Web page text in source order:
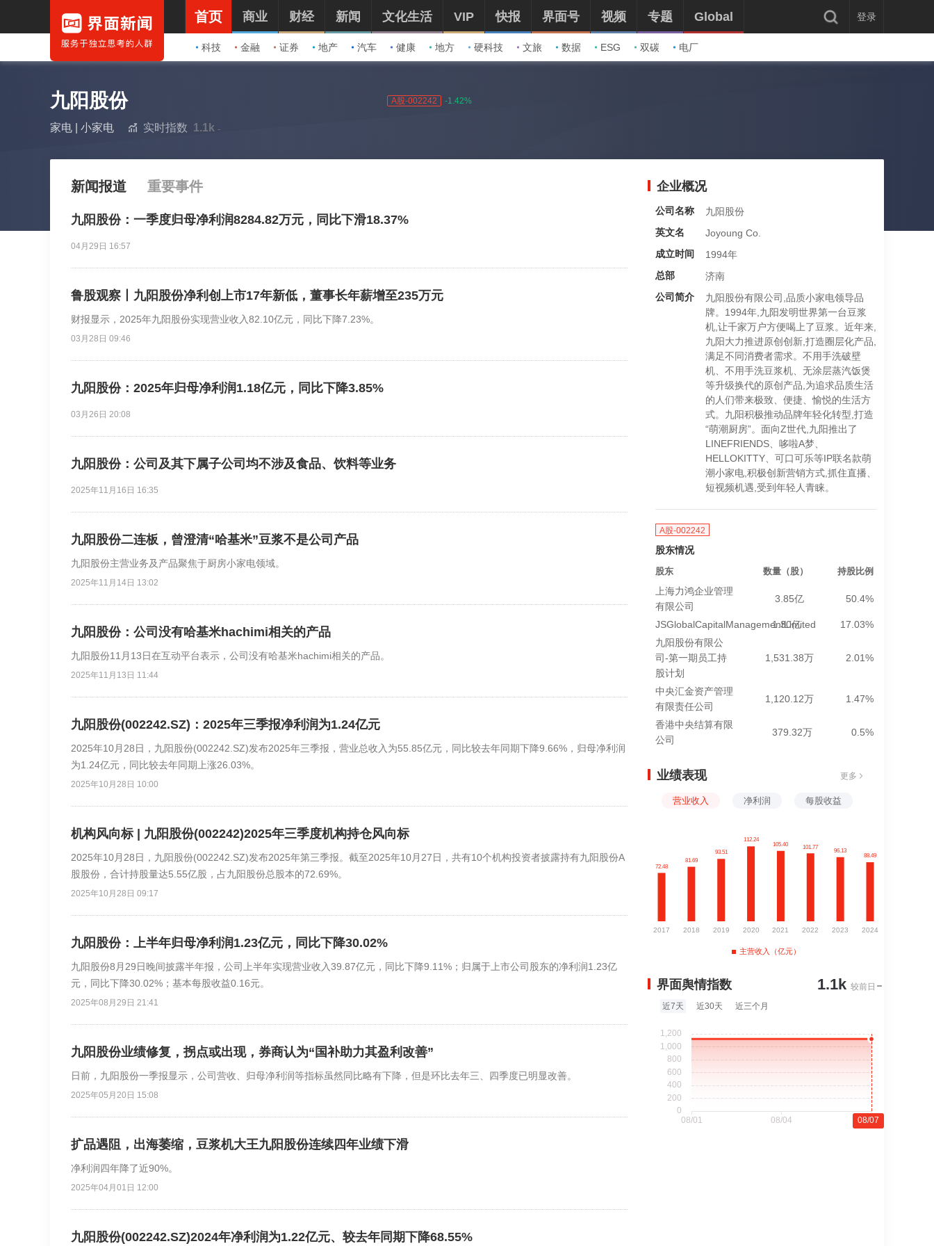
首页
科技 金融 证券 地产 汽车 健康 地方 硬科技 文旅 数据 ESG 双碳 电厂
商业 财经 新闻 文化生活 VIP 快报 界面号 视频 专题 Global 登录
九阳股份 A股-002242 -1.42%
家电 小家电 实时指数 1.1k
新闻报道 重要事件
九阳股份：一季度归母净利润8284.82万元，同比下滑18.37%
04月29日 16:57
鲁股观察丨九阳股份净利创上市17年新低，董事长年薪增至235万元
财报显示，2025年九阳股份实现营业收入82.10亿元，同比下降7.23%。
03月28日 09:46
九阳股份：2025年归母净利润1.18亿元，同比下降3.85%
03月26日 20:08
九阳股份：公司及其下属子公司均不涉及食品、饮料等业务
2025年11月16日 16:35
九阳股份二连板，曾澄清“哈基米”豆浆不是公司产品
九阳股份主营业务及产品聚焦于厨房小家电领域。
2025年11月14日 13:02
九阳股份：公司没有哈基米hachimi相关的产品
九阳股份11月13日在互动平台表示，公司没有哈基米hachimi相关的产品。
2025年11月13日 11:44
九阳股份(002242.SZ)：2025年三季报净利润为1.24亿元
2025年10月28日，九阳股份(002242.SZ)发布2025年三季报，营业总收入为55.85亿元，同比较去年同期下降9.66%，归母净利润
为1.24亿元，同比较去年同期上涨26.03%。
2025年10月28日 10:00
机构风向标 | 九阳股份(002242)2025年三季度机构持仓风向标
2025年10月28日，九阳股份(002242.SZ)发布2025年第三季报。截至2025年10月27日，共有10个机构投资者披露持有九阳股份A
股股份，合计持股量达5.55亿股，占九阳股份总股本的72.69%。
2025年10月28日 09:17
九阳股份：上半年归母净利润1.23亿元，同比下降30.02%
九阳股份8月29日晚间披露半年报，公司上半年实现营业收入39.87亿元，同比下降9.11%；归属于上市公司股东的净利润1.23亿
元，同比下降30.02%；基本每股收益0.16元。
2025年08月29日 21:41
九阳股份业绩修复，拐点或出现，券商认为“国补助力其盈利改善”
日前，九阳股份一季报显示，公司营收、归母净利润等指标虽然同比略有下降，但是环比去年三、四季度已明显改善。
2025年05月20日 15:08
扩品遇阻，出海萎缩，豆浆机大王九阳股份连续四年业绩下滑
净利润四年降了近90%。
2025年04月01日 12:00
九阳股份(002242.SZ)2024年净利润为1.22亿元、较去年同期下降68.55%
企业概况
公司名称
九阳股份
英文名
Joyoung Co.
成立时间
1994年
总部
济南
公司简介
九阳股份有限公司,品质小家电领导品
牌。1994年,九阳发明世界第一台豆浆
机,让千家万户方便喝上了豆浆。近年来,
九阳大力推进原创创新,打造圈层化产品,
满足不同消费者需求。不用手洗破壁
机、不用手洗豆浆机、无涂层蒸汽饭煲
等升级换代的原创产品,为追求品质生活
的人们带来极致、便捷、愉悦的生活方
式。九阳积极推动品牌年轻化转型,打造
“萌潮厨房”。面向Z世代,九阳推出了
LINEFRIENDS、哆啦A梦、
HELLOKITTY、可口可乐等IP联名款萌
潮小家电,积极创新营销方式,抓住直播、
短视频机遇,受到年轻人青睐。
A股-002242
股东情况
股东 数量（股） 持股比例
上海力鸿企业管理
有限公司
3.85亿 50.4%
JSGlobalCapitalManagementLimited
1.30亿
17.03%
九阳股份有限公
司-第一期员工持
股计划
1,531.38万 2.01%
中央汇金资产管理
有限责任公司
1,120.12万 1.47%
香港中央结算有限
公司
379.32万 0.5%
业绩表现 更多
营业收入 净利润 每股收益
主营收入（亿元）
界面舆情指数 1.1k 较前日
近7天
近30天 近三个月